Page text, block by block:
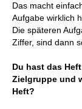
Das macht
Aufgabe wirklich
Die späteren
Ziffer, sind dann
Du hast das
Zielgruppe und
Heft?